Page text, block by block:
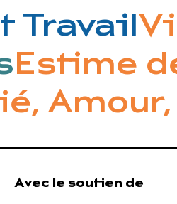
Travail
Estime
Amour,
Avec le soutien de